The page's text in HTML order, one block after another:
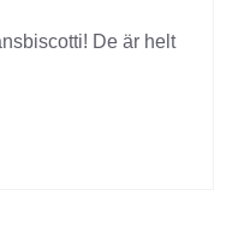
De är helt